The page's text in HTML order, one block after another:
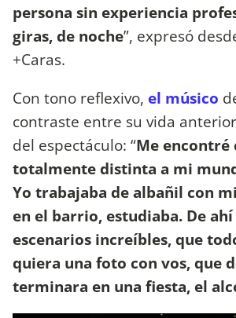
persona sin experiencia
giras, de noche”, expresó
+Caras.
Con tono reflexivo, el músico
contraste entre su vida
del espectáculo: “Me encontré
totalmente distinta a mi
Yo trabajaba de albañil con
en el barrio, estudiaba. De
escenarios increíbles, que
quiera una foto con vos, que
terminara en una fiesta, el